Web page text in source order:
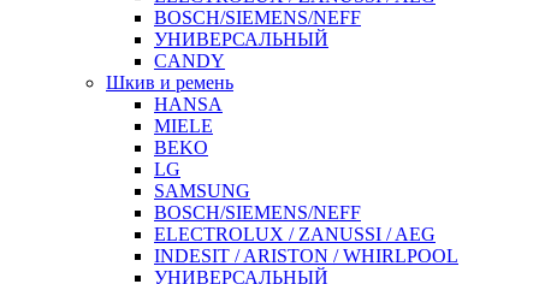
BOSCH/SIEMENS/NEFF
УНИВЕРСАЛЬНЫЙ
CANDY
Шкив и ремень
HANSA
MIELE
BEKO
LG
SAMSUNG
BOSCH/SIEMENS/NEFF
ELECTROLUX / ZANUSSI / AEG
INDESIT / ARISTON / WHIRLPOOL
УНИВЕРСАЛЬНЫЙ